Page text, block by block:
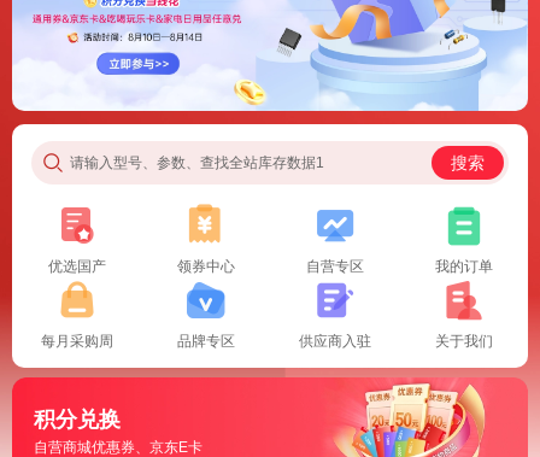
请输入型号、参数、查找全站库存数据1 搜索
优选国产 领券中心 自营专区 我的订单
每月采购周 品牌专区 供应商入驻 关于我们
积分兑换
自营商城优惠券、京东E卡